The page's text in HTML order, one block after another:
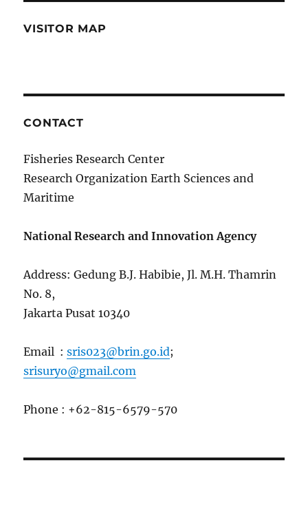
VISITOR MAP
CONTACT
Fisheries Research Center
Research Organization Earth Sciences and
Maritime
National Research and Innovation Agency
Address: Gedung B.J. Habibie, Jl. M.H. Thamrin
No. 8,
Jakarta Pusat 10340
Email :sris023@brin.go.id;
srisuryo@gmail.com
Phone : +62-815-6579-570